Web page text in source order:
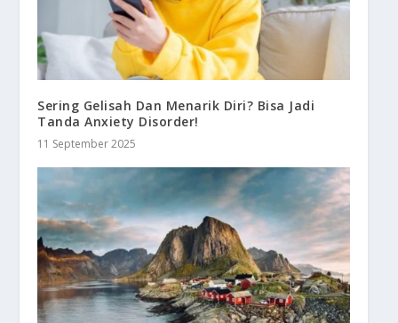
Sering Gelisah Dan Menarik Diri? Bisa Jadi
Tanda Anxiety Disorder!
11 September 2025